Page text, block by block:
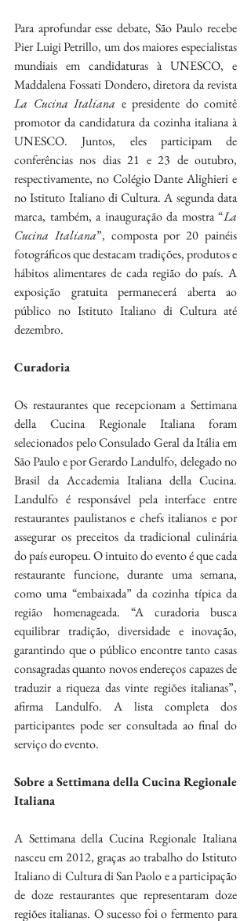
Para aprofundar esse debate, São Paulo recebe
Pier Luigi Petrillo, um dos maiores especialistas
mundiais em candidaturas à UNESCO, e
Maddalena Fossati Dondero, diretora da revista
La Cucina Italiana e presidente do comitê
promotor da candidatura da cozinha italiana à
UNESCO. Juntos, eles participam de
conferências nos dias 21 e 23 de outubro,
respectivamente, no Colégio Dante Alighieri e
no Istituto Italiano di Cultura. A segunda data
marca, também, a inauguração da mostra “La
Cucina Italiana”, composta por 20 painéis
fotográficos que destacam tradições, produtos e
hábitos alimentares de cada região do país. A
exposição gratuita permanecerá aberta ao
público no Istituto Italiano di Cultura até
dezembro.
Curadoria
Os restaurantes que recepcionam a Settimana
della Cucina Regionale Italiana foram
selecionados pelo Consulado Geral da Itália em
São Paulo e por Gerardo Landulfo, delegado no
Brasil da Accademia Italiana della Cucina.
Landulfo é responsável pela interface entre
restaurantes paulistanos e chefs italianos e por
assegurar os preceitos da tradicional culinária
do país europeu. O intuito do evento é que cada
restaurante funcione, durante uma semana,
como uma “embaixada” da cozinha típica da
região homenageada. “A curadoria busca
equilibrar tradição, diversidade e inovação,
garantindo que o público encontre tanto casas
consagradas quanto novos endereços capazes de
traduzir a riqueza das vinte regiões italianas”,
afirma Landulfo. A lista completa dos
participantes pode ser consultada ao final do
serviço do evento.
Sobre a Settimana della Cucina Regionale
Italiana
A Settimana della Cucina Regionale Italiana
nasceu em 2012, graças ao trabalho do Istituto
Italiano di Cultura di San Paolo e a participação
de doze restaurantes que representaram doze
regiões italianas. O sucesso foi o fermento para